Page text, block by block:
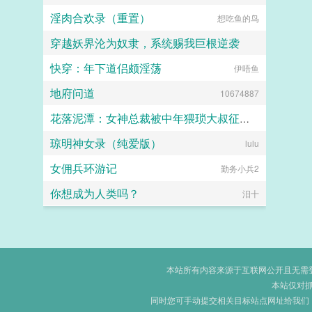
淫肉合欢录（重置）
想吃鱼的鸟
穿越妖界沦为奴隶，系统赐我巨根逆袭
lzymyyear
快穿：年下道侣颇淫荡 伊唔鱼
地府问道 10674887
花落泥潭：女神总裁被中年猥琐大叔征服沦为母狗孕妻
暖海
琼明神女录（纯爱版） lulu
女佣兵环游记 勤务小兵2
你想成为人类吗？ 汨十
本站所有内容来源于互联网公开且无
本站仅对
同时您可手动提交相关目标站点网址给我